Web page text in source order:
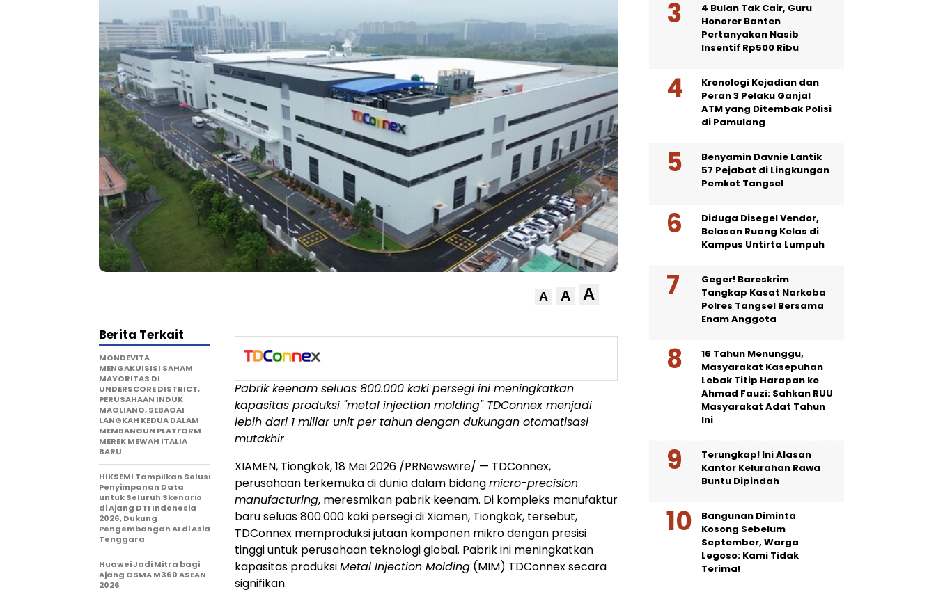
A A A
Pabrik keenam seluas 800.000 kaki persegi ini meningkatkan
kapasitas produksi "metal injection molding" TDConnex menjadi
lebih dari 1 miliar unit per tahun dengan dukungan otomatisasi
mutakhir
XIAMEN, Tiongkok, 18 Mei 2026 /PRNewswire/ — TDConnex,
perusahaan terkemuka di dunia dalam bidangmicro-precision
manufacturing, meresmikan pabrik keenam. Di kompleks manufaktur
baru seluas 800.000 kaki persegi di Xiamen, Tiongkok, tersebut,
TDConnex memproduksi jutaan komponen mikro dengan presisi
tinggi untuk perusahaan teknologi global. Pabrik ini meningkatkan
kapasitas produksiMetal Injection Molding (MIM) TDConnex secara
signifikan.
Berita Terkait
MONDEVITA
MENGAKUISISI SAHAM
MAYORITAS DI
UNDERSCORE DISTRICT,
PERUSAHAAN INDUK
MAGLIANO, SEBAGAI
LANGKAH KEDUA DALAM
MEMBANGUN PLATFORM
MEREK MEWAH ITALIA
BARU
HIKSEMI Tampilkan Solusi
Penyimpanan Data
untuk Seluruh Skenario
di Ajang DTI Indonesia
2026, Dukung
Pengembangan AI di Asia
Tenggara
Huawei Jadi Mitra bagi
Ajang GSMA M360 ASEAN
2026
4 Bulan Tak Cair, Guru
Honorer Banten
Pertanyakan Nasib
Insentif Rp500 Ribu
Kronologi Kejadian dan
Peran 3 Pelaku Ganjal
ATM yang Ditembak Polisi
di Pamulang
Benyamin Davnie Lantik
57 Pejabat di Lingkungan
Pemkot Tangsel
Diduga Disegel Vendor,
Belasan Ruang Kelas di
Kampus Untirta Lumpuh
Geger! Bareskrim
Tangkap Kasat Narkoba
Polres Tangsel Bersama
Enam Anggota
16 Tahun Menunggu,
Masyarakat Kasepuhan
Lebak Titip Harapan ke
Ahmad Fauzi: Sahkan RUU
Masyarakat Adat Tahun
Ini
Terungkap! Ini Alasan
Kantor Kelurahan Rawa
Buntu Dipindah
Bangunan Diminta
Kosong Sebelum
September, Warga
Legoso: Kami Tidak
Terima!